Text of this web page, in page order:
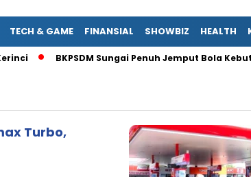
TECH & GAME FINANSIAL SHOWBIZ HEALTH
BKPSDM Sungai Penuh Jemput Bola Kebut
Turbo,